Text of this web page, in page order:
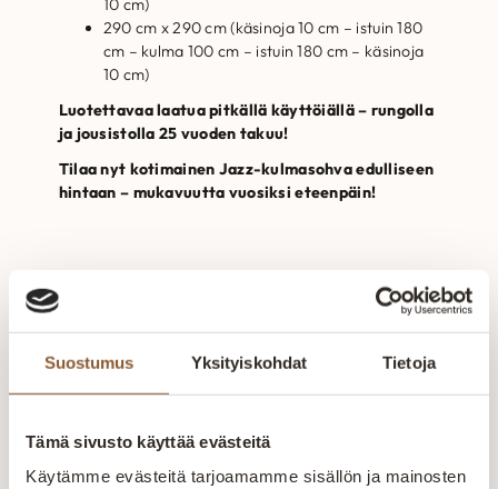
Suostumus Yksityiskohdat Tietoja
Tämä sivusto käyttää evästeitä
Käytämme evästeitä tarjoamamme sisällön ja mainosten
10 cm)
290 cm x 290 cm (käsinoja 10 cm – istuin 180
cm – kulma 100 cm – istuin 180 cm – käsinoja
10 cm)
Luotettavaa laatua pitkällä käyttöiällä – rungolla
ja jousistolla 25 vuoden takuu!
Tilaa nyt kotimainen Jazz-kulmasohva edulliseen
hintaan – mukavuutta vuosiksi eteenpäin!
Tekniset tiedot
Kangas
Mittakuva